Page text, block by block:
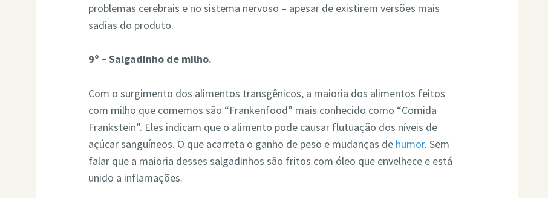
problemas cerebrais e no sistema nervoso – apesar de existirem versões mais
sadias do produto.
9º – Salgadinho de milho.
Com o surgimento dos alimentos transgênicos, a maioria dos alimentos feitos
com milho que comemos são “Frankenfood” mais conhecido como “Comida
Frankstein”. Eles indicam que o alimento pode causar flutuação dos níveis de
açúcar sanguíneos. O que acarreta o ganho de peso e mudanças de humor. Sem
falar que a maioria desses salgadinhos são fritos com óleo que envelhece e está
unido a inflamações.